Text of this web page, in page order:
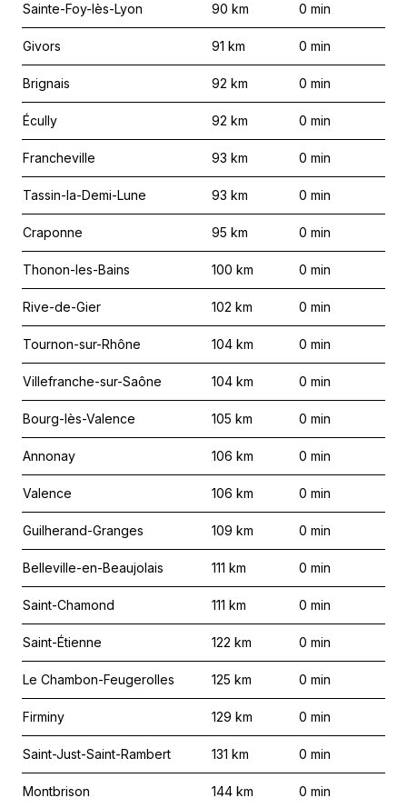
Sainte-Foy-lès-Lyon 90 km 0 min
Givors 91 km 0 min
Brignais 92 km 0 min
Écully 92 km 0 min
Francheville 93 km 0 min
Tassin-la-Demi-Lune 93 km 0 min
Craponne 95 km 0 min
Thonon-les-Bains 100 km 0 min
Rive-de-Gier 102 km 0 min
Tournon-sur-Rhône 104 km 0 min
Villefranche-sur-Saône 104 km 0 min
Bourg-lès-Valence 105 km 0 min
Annonay 106 km 0 min
Valence 106 km 0 min
Guilherand-Granges 109 km 0 min
Belleville-en-Beaujolais 111 km 0 min
Saint-Chamond 111 km 0 min
Saint-Étienne 122 km 0 min
Le Chambon-Feugerolles 125 km 0 min
Firminy 129 km 0 min
Saint-Just-Saint-Rambert 131 km 0 min
Montbrison 144 km 0 min